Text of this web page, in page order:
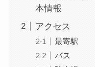
本情報
アクセス
最寄駅
バス